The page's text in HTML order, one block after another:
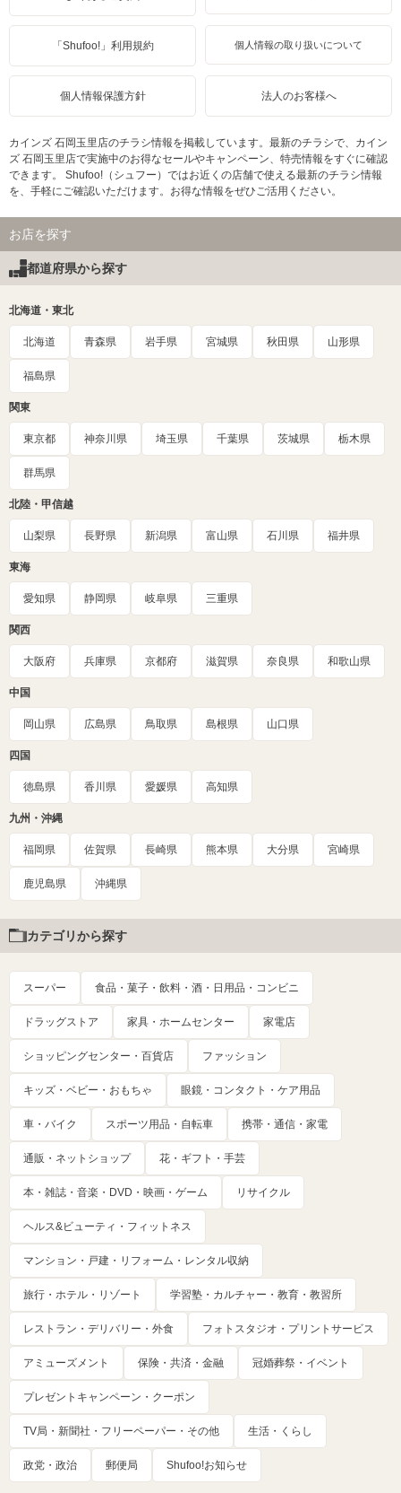
「Shufoo!」利用規約 個人情報の取り扱いについて
個人情報保護方針 法人のお客様へ
カインズ 石岡玉里店のチラシ情報を掲載しています。最新のチラシで、カイン
ズ 石岡玉里店で実施中のお得なセールやキャンペーン、特売情報をすぐに確認
できます。 Shufoo!（シュフー）ではお近くの店舗で使える最新のチラシ情報
を、手軽にご確認いただけます。お得な情報をぜひご活用ください。
お店を探す
都道府県から探す
北海道・東北
北海道 青森県 岩手県 宮城県 秋田県 山形県
福島県
関東
東京都 神奈川県 埼玉県 千葉県 茨城県 栃木県
群馬県
北陸・甲信越
山梨県 長野県 新潟県 富山県 石川県 福井県
東海
愛知県 静岡県 岐阜県 三重県
関西
大阪府 兵庫県 京都府 滋賀県 奈良県 和歌山県
中国
岡山県 広島県 鳥取県 島根県 山口県
四国
徳島県 香川県 愛媛県 高知県
九州・沖縄
福岡県 佐賀県 長崎県 熊本県 大分県 宮崎県
鹿児島県 沖縄県
カテゴリから探す
スーパー 食品・菓子・飲料・酒・日用品・コンビニ
ドラッグストア 家具・ホームセンター 家電店
ショッピングセンター・百貨店 ファッション
キッズ・ベビー・おもちゃ 眼鏡・コンタクト・ケア用品
車・バイク スポーツ用品・自転車 携帯・通信・家電
通販・ネットショップ 花・ギフト・手芸
本・雑誌・音楽・DVD・映画・ゲーム リサイクル
ヘルス&ビューティ・フィットネス
マンション・戸建・リフォーム・レンタル収納
旅行・ホテル・リゾート 学習塾・カルチャー・教育・教習所
レストラン・デリバリー・外食 フォトスタジオ・プリントサービス
アミューズメント 保険・共済・金融 冠婚葬祭・イベント
プレゼントキャンペーン・クーポン
TV局・新聞社・フリーペーパー・その他 生活・くらし
政党・政治 郵便局 Shufoo!お知らせ